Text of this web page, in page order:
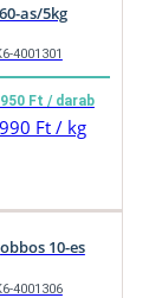
as/5kg
4001301
Ft / darab
Ft / kg
10-es
4001306